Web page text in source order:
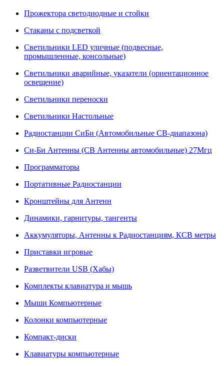
Прожектора светодиодные и стойки
Стаканы с подсветкой
Светильники LED уличные (подвесные,
промышленные, консольные)
Светильники аварийные, указатели (ориентационное
освещение)
Светильники переноски
Светильники Настольные
Радиостанции СиБи (Автомобильные СВ-диапазона)
Си-Би Антенны (СВ Антенны автомобильные) 27Мгц
Программаторы
Портативные Радиостанции
Кронштейны для Антенн
Динамики, гарнитуры, тангенты
Аккумуляторы, Антенны к Радиостанциям, КСВ метры
Приставки игровые
Разветвители USB (Хабы)
Комплекты клавиатура и мышь
Мыши Компьютерные
Колонки компьютерные
Компакт-диски
Клавиатуры компьютерные